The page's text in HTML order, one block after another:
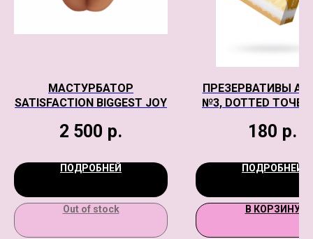
МАСТУРБАТОР
SATISFACTION BIGGEST JOY
2 500 р.
ПОДРОБНЕЙ
Out of stock
ПРЕЗЕРВАТИВЫ
№3, DOTTED
180 р.
ПОДРОБНЕЙ
В КОРЗИНУ